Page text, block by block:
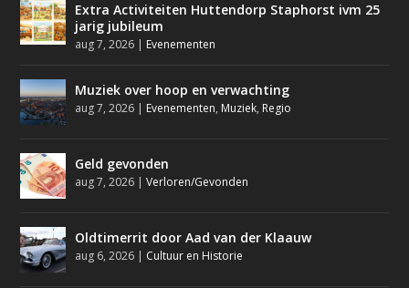
Extra Activiteiten Huttendorp Staphorst ivm 25
jarig jubileum
aug 7, 2026 | Evenementen
Muziek over hoop en verwachting
aug 7, 2026 | Evenementen, Muziek, Regio
Geld gevonden
aug 7, 2026 |Verloren/Gevonden
Oldtimerrit door Aad van der Klaauw
aug 6, 2026 | Cultuur en Historie